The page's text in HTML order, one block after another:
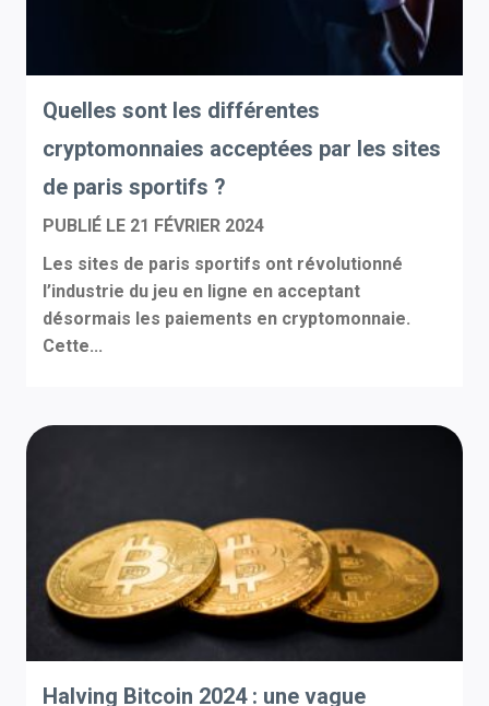
Quelles sont les différentes
cryptomonnaies acceptées par les sites
de paris sportifs ?
PUBLIÉ LE 21 FÉVRIER 2024
Les sites de paris sportifs ont révolutionné
l’industrie du jeu en ligne en acceptant
désormais les paiements en cryptomonnaie.
Cette...
Halving Bitcoin 2024 : une vague